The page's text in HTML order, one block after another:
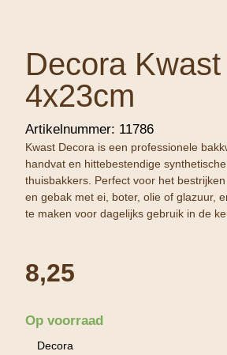
Decora Kwast
4x23cm
Artikelnummer: 11786
Kwast Decora is een professionele
handvat en hittebestendige
thuisbakkers. Perfect voor het
en gebak met ei, boter, olie of glazuur,
te maken voor dagelijks gebruik in de
8,25
Op voorraad
Decora